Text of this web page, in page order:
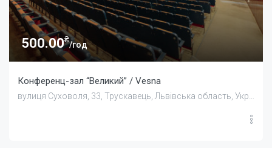
500.00₴
/год
Конференц-зал “Великий” / Vesna